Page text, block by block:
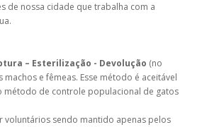
de nossa cidade que trabalha com a
– Esterilização - Devolução (no
e fêmeas. Esse método é aceitável
método de controle populacional de gatos
sendo mantido apenas pelos